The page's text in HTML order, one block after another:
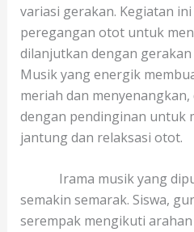
variasi gerakan. Kegiatan
peregangan otot untuk
dilanjutkan dengan
Musik yang energik
meriah dan
dengan pendinginan untuk
jantung dan relaksasi otot.
Irama musik yang
semakin semarak. Siswa,
serempak mengikuti